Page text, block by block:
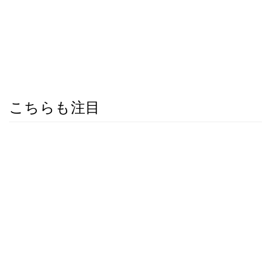
こちらも注目